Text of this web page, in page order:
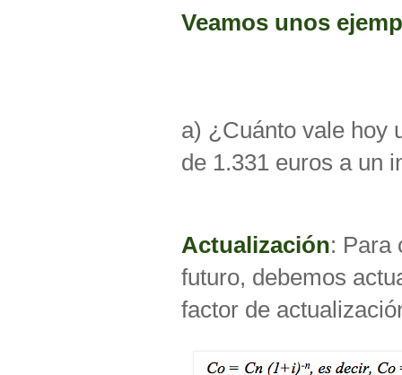
Veamos unos
a) ¿Cuánto vale hoy
de 1.331 euros a un
Actualización: Para
futuro, debemos
factor de